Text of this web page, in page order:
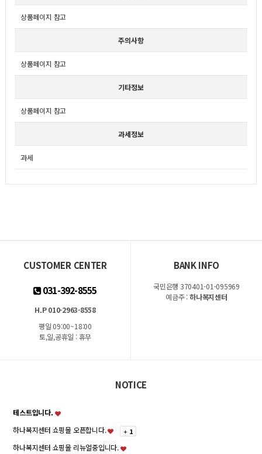
상품페이지 참고
주의사항
상품페이지 참고
기타정보
상품페이지 참고
과세정보
과세
CUSTOMER CENTER
031-392-8555
H.P 010-2963-8558
평일 09:00~18:00
토,일,공휴일 : 휴무
BANK INFO
국민은행 370401-01-095969
예금주 :하나복지센터
NOTICE
테스트입니다.
하나복지센터 쇼핑몰 오픈합니다.
+ 1
하나복지센터 쇼핑몰 리뉴얼중입니다.